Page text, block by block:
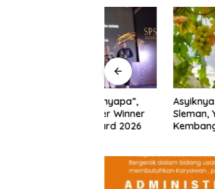
Asyiknya Petik Anggur
Sleman, Yogyakarta,
Kembangkan